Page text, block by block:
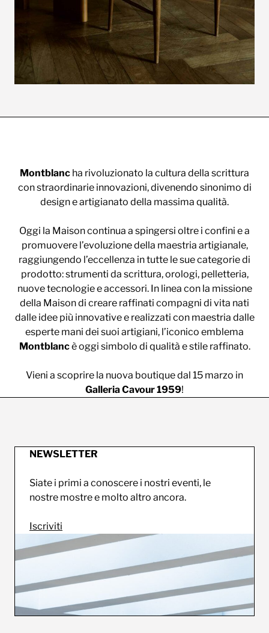
Montblanc ha rivoluzionato la cultura della scrittura
con straordinarie innovazioni, divenendo sinonimo di
design e artigianato della massima qualità.
Oggi la Maison continua a spingersi oltre i confini e a
promuovere l’evoluzione della maestria artigianale,
raggiungendo l’eccellenza in tutte le sue categorie di
prodotto: strumenti da scrittura, orologi, pelletteria,
nuove tecnologie e accessori. In linea con la missione
della Maison di creare raffinati compagni di vita nati
dalle idee più innovative e realizzati con maestria dalle
esperte mani dei suoi artigiani, l’iconico emblema
Montblancè oggi simbolo di qualità e stile raffinato.
Vieni a scoprire la nuova boutique dal 15 marzo in
Galleria Cavour 1959!
NEWSLETTER
Siate i primi a conoscere i nostri eventi, le
nostre mostre e molto altro ancora.
Iscriviti